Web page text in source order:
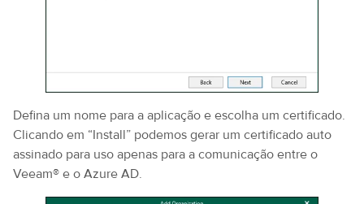
Defina um nome para a aplicação e escolha um certificado.
Clicando em “Install” podemos gerar um certificado auto
assinado para uso apenas para a comunicação entre o
Veeam® e o Azure AD.